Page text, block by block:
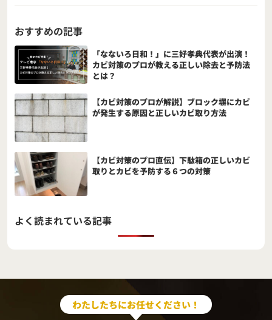
おすすめの記事
「なないろ日和！」に三好孝典代表が出演！
カビ対策のプロが教える正しい除去と予防法
とは？
【カビ対策のプロが解説】ブロック塀にカビ
が発生する原因と正しいカビ取り方法
【カビ対策のプロ直伝】下駄箱の正しいカビ
取りとカビを予防する６つの対策
よく読まれている記事
わたしたちにお任せください！